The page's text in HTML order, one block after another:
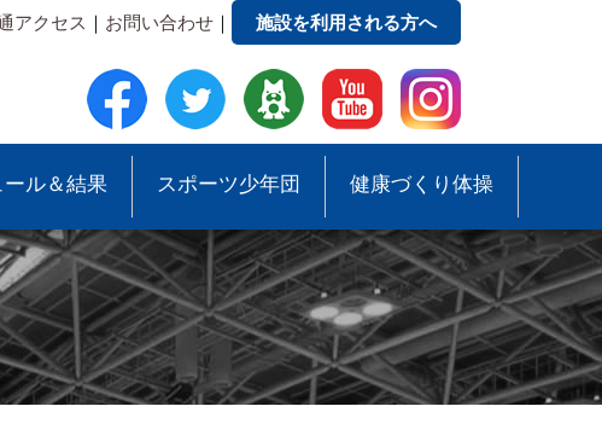
アクセス ｜ お問い合わせ ｜ 施設を利用される方へ
ル＆結果 スポーツ少年団 健康づくり体操